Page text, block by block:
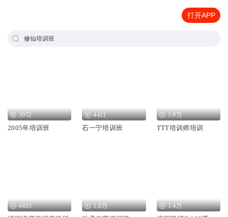
打开APP
修仙培训班
5952
2005年培训班
4411
石一宁培训班
1.9万
TTT培训师培训
6483 1.8万 1.4万